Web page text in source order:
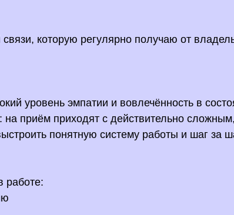
которую регулярно получаю от
уровень эмпатии и вовлечённость в
на приём приходят с действительно
понятную систему работы и шаг за
работе: